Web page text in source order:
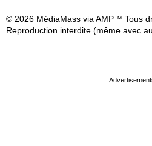
© 2026 MédiaMass via AMP™ Tous
Reproduction interdite (même avec